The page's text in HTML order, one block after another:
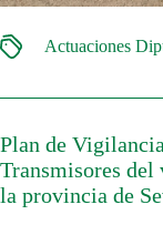
Actuaciones
Plan de
Transmisores
la provincia de